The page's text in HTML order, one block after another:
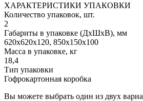
ХАРАКТЕРИСТИКИ УПАКОВКИ
Количество упаковок, шт.
2
Габариты в упаковке (ДхШхВ), мм
620х620х120, 850х150х100
Масса в упаковке, кг
18,4
Тип упаковки
Гофрокартонная коробка
Вы можете выбрать один из двух